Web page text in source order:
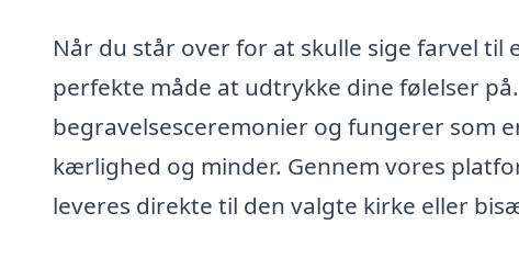
Når du står over for at skulle sige farvel
perfekte måde at udtrykke dine følelser
begravelsesceremonier og fungerer som
kærlighed og minder. Gennem vores
leveres direkte til den valgte kirke eller